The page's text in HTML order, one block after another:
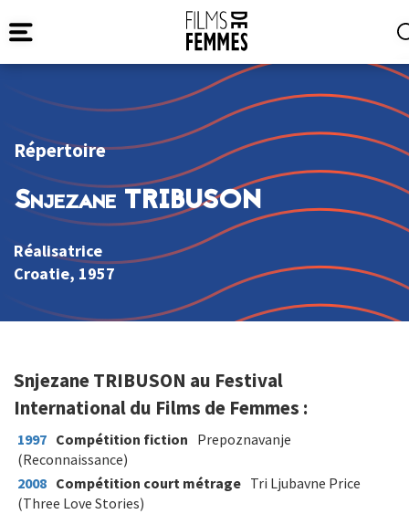
Répertoire
Snjezane TRIBUSON
Réalisatrice
Croatie, 1957
Snjezane TRIBUSON au Festival
International du Films de Femmes :
1997 Compétition fiction Prepoznavanje
(Reconnaissance)
2008 Compétition court métrage Tri Ljubavne Price
(Three Love Stories)